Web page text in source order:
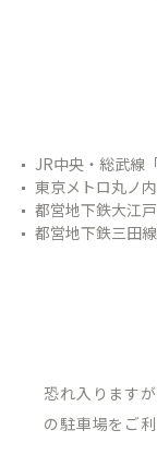
JR中央・総武線
東京メトロ丸ノ
都営地下鉄大江
都営地下鉄三田
恐れ入ります
の駐車場をご